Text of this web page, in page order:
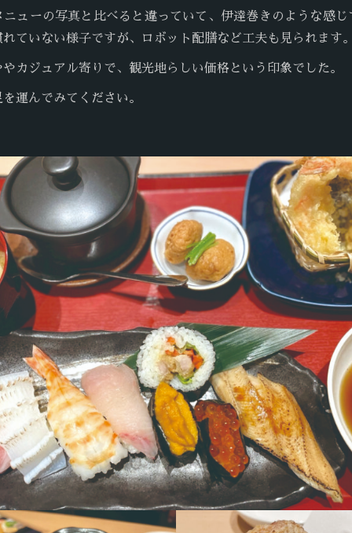
ニューの写真と比べると違っていて、伊達巻きのような感じ
ていない様子ですが、ロボット配膳など工夫も見られます
カジュアル寄りで、観光地らしい価格という印象でした。
運んでみてください。